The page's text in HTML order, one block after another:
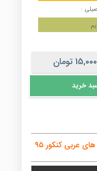
:
15,000 تومان
خرید
عربی کنکور ۹۵